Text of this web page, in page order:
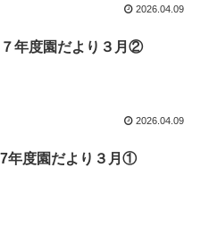
2026.04.09
年度園だより３月②
2026.04.09
年度園だより３月①